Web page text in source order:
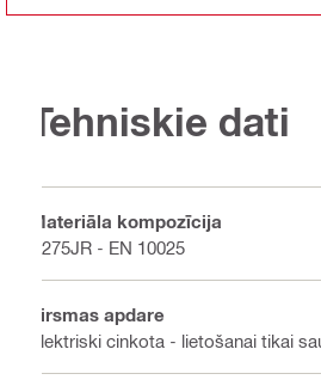
Tehniskie dati
Materiāla kompozīcija
S275JR - EN 10025
Virsmas apdare
Elektriski cinkota - lietošanai tikai